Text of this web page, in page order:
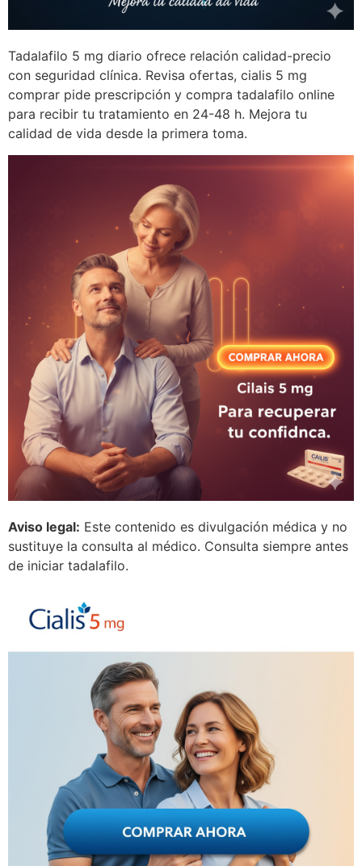
Tadalafilo 5 mg diario ofrece relación calidad-precio
con seguridad clínica. Revisa ofertas, cialis 5 mg
comprar pide prescripción y compra tadalafilo online
para recibir tu tratamiento en 24-48 h. Mejora tu
calidad de vida desde la primera toma.
Aviso legal: Este contenido es divulgación médica y no
sustituye la consulta al médico. Consulta siempre antes
de iniciar tadalafilo.